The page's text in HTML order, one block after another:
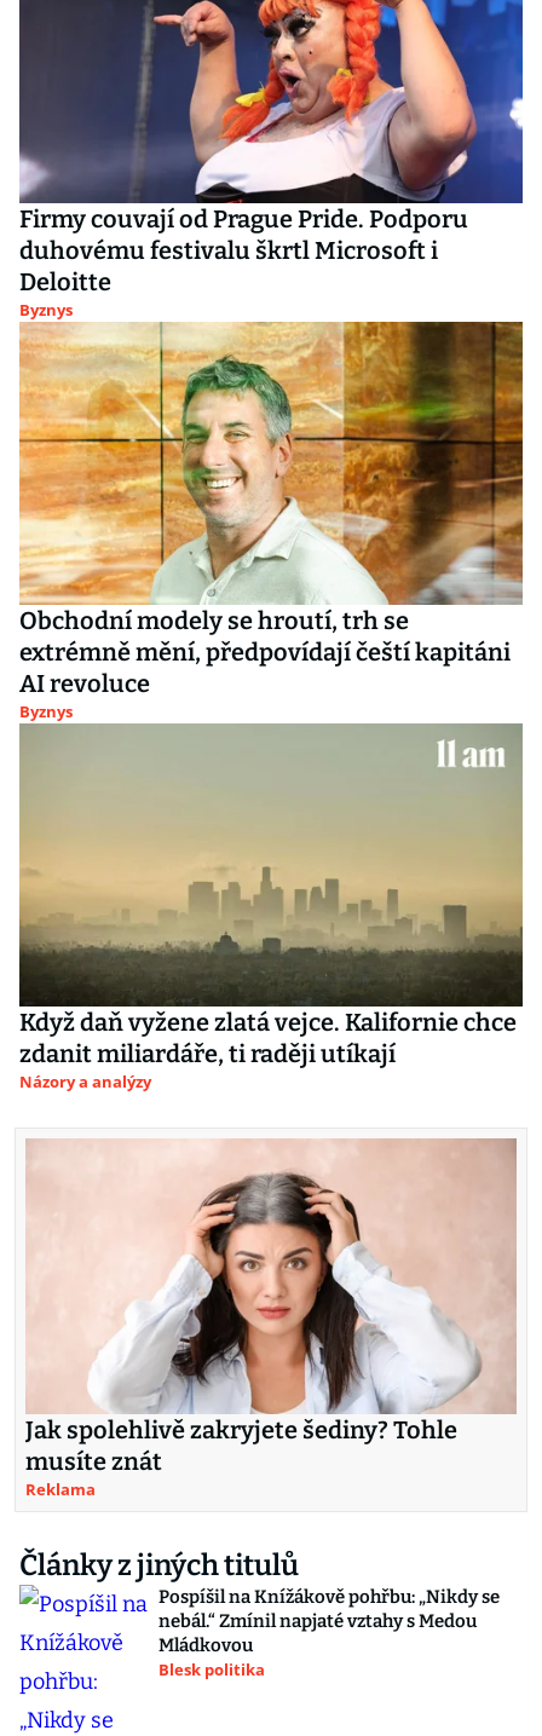
Firmy couvají od Prague Pride. Podporu
duhovému festivalu škrtl Microsoft i
Deloitte
Byznys
Obchodní modely se hroutí, trh se
extrémně mění, předpovídají čeští kapitáni
AI revoluce
Byznys
Když daň vyžene zlatá vejce. Kalifornie chce
zdanit miliardáře, ti raději utíkají
Názory a analýzy
Jak spolehlivě zakryjete šediny? Tohle
musíte znát
Reklama
Články z jiných titulů
Pospíšil na Knížákově pohřbu: „Nikdy se
nebál.“ Zmínil napjaté vztahy s Medou
Mládkovou
Blesk politika